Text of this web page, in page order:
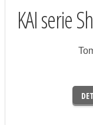
KAI serie